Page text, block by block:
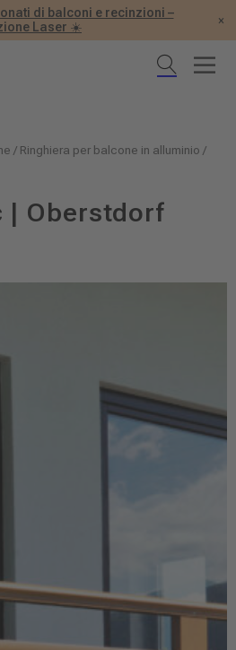
di balconi e recinzioni –
Laser ☀️
×
/ Ringhiera per balcone in alluminio /
| Oberstdorf